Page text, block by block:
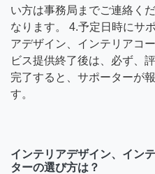
い方は事務局までご連絡く
なります。 4.予定日時にサ
アデザイン、インテリアコ
ビス提供終了後は、必ず、
完了すると、サポーターが
す。
インテリアデザイン、イン
ターの選び方は？